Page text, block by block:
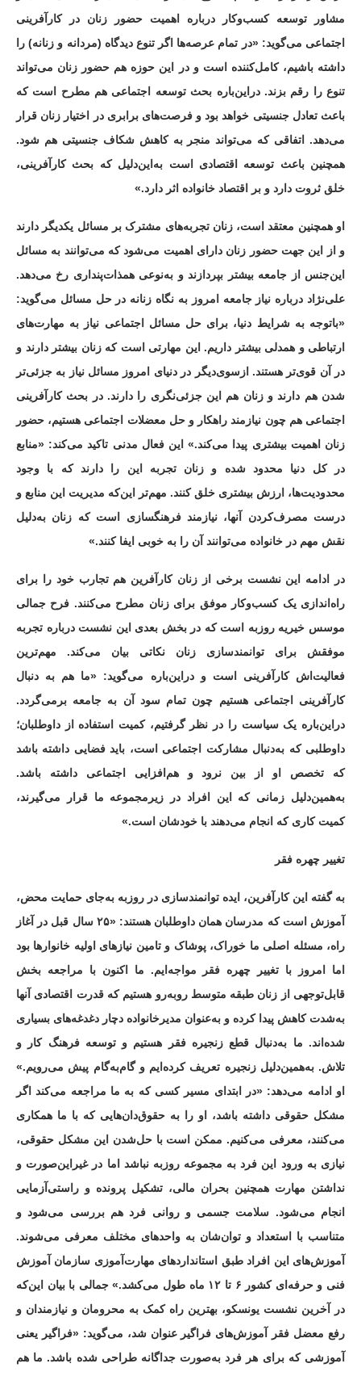
مشاور توسعه کسب‌وکار درباره اهمیت حضور زنان در کارآفرینی
اجتماعی می‌گوید: «در تمام عرصه‌ها اگر تنوع دیدگاه (مردانه و زنانه) را
داشته باشیم، کامل‌کننده است و در این حوزه هم حضور زنان می‌تواند
تنوع را رقم بزند. دراین‌باره بحث توسعه اجتماعی هم مطرح است که
باعث تعادل جنسیتی خواهد بود و فرصت‌های برابری در اختیار زنان قرار
می‌دهد. اتفاقی که می‌تواند منجر به کاهش شکاف جنسیتی هم شود.
همچنین باعث توسعه اقتصادی است به‌این‌دلیل که بحث کارآفرینی،
خلق ثروت دارد و بر اقتصاد خانواده اثر دارد.»
او همچنین معتقد است، زنان تجربه‌های مشترک بر مسائل یکدیگر دارند
و از این جهت حضور زنان دارای اهمیت می‌شود که می‌توانند به مسائل
این‌جنس از جامعه بیشتر بپردازند و به‌نوعی همذات‌پنداری رخ می‌دهد.
علی‌نژاد درباره نیاز جامعه امروز به نگاه زنانه در حل مسائل می‌گوید:
«باتوجه به شرایط دنیا، برای حل مسائل اجتماعی نیاز به مهارت‌های
ارتباطی و همدلی بیشتر داریم. این مهارتی است که زنان بیشتر دارند و
در آن قوی‌تر هستند. ازسوی‌دیگر در دنیای امروز مسائل نیاز به جزئی‌تر
شدن هم دارند و زنان هم این جزئی‌نگری را دارند. در بحث کارآفرینی
اجتماعی هم چون نیازمند راهکار و حل معضلات اجتماعی هستیم، حضور
زنان اهمیت بیشتری پیدا می‌کند.» این فعال مدنی تاکید می‌کند: «منابع
در کل دنیا محدود شده و زنان تجربه این را دارند که با وجود
محدودیت‌ها، ارزش بیشتری خلق کنند. مهم‌تر این‌که مدیریت این منابع و
درست مصرف‌کردن آنها، نیازمند فرهنگسازی است که زنان به‌دلیل
نقش مهم در خانواده می‌توانند آن را به خوبی ایفا کنند.»
در ادامه این نشست برخی از زنان کارآفرین هم تجارب خود را برای
راه‌اندازی یک کسب‌وکار موفق برای زنان مطرح می‌کنند. فرح جمالی
موسس خیریه روزبه است که در بخش بعدی این نشست درباره تجربه‌
موفقش برای توانمندسازی زنان نکاتی بیان می‌کند. مهم‌ترین
فعالیت‌اش کارآفرینی است و دراین‌باره می‌گوید: «ما هم به دنبال
کارآفرینی اجتماعی هستیم چون تمام سود آن به جامعه برمی‌گردد.
دراین‌باره یک سیاست را در نظر گرفتیم، کمیت استفاده از داوطلبان؛
داوطلبی که به‌دنبال مشارکت اجتماعی است، باید فضایی داشته باشد
که تخصص او از بین نرود و هم‌افزایی اجتماعی داشته باشد.
به‌همین‌دلیل زمانی که این افراد در زیرمجموعه ما قرار می‌گیرند،
کمیت کاری که انجام می‌دهند با خودشان است.»
تغییر چهره فقر
به گفته این کارآفرین، ایده توانمندسازی در روزبه به‌جای حمایت محض،
آموزش است که مدرسان همان داوطلبان هستند: «۲۵ سال قبل در آغاز
راه، مسئله اصلی ما خوراک، پوشاک و تامین نیازهای اولیه خانوارها بود
اما امروز با تغییر چهره فقر مواجه‌ایم. ما اکنون با مراجعه بخش
قابل‌توجهی از زنان طبقه متوسط روبه‌رو هستیم که قدرت اقتصادی آنها
به‌شدت کاهش پیدا کرده و به‌عنوان مدیرخانواده دچار دغدغه‌های بسیاری
شده‌اند. ما به‌دنبال قطع زنجیره فقر هستیم و توسعه فرهنگ کار و
تلاش. به‌همین‌دلیل زنجیره تعریف کرده‌ایم و گام‌به‌گام پیش می‌رویم.»
او ادامه می‌دهد: «در ابتدای مسیر کسی که به ما مراجعه می‌کند اگر
مشکل حقوقی داشته باشد، او را به حقوق‌دان‌هایی که با ما همکاری
می‌کنند، معرفی می‌کنیم. ممکن است با حل‌شدن این مشکل حقوقی،
نیازی به ورود این فرد به مجموعه روزبه نباشد اما در غیراین‌صورت و
نداشتن مهارت همچنین بحران مالی، تشکیل پرونده و راستی‌آزمایی
انجام می‌شود. سلامت جسمی و روانی فرد هم بررسی می‌شود و
متناسب با استعداد و توان‌شان به واحدهای مختلف معرفی می‌شوند.
آموزش‌های این افراد طبق استانداردهای مهارت‌آموزی سازمان آموزش
فنی و حرفه‌ای کشور ۶ تا ۱۲ ماه طول می‌کشد.» جمالی با بیان این‌که
در آخرین نشست یونسکو، بهترین راه کمک به محرومان و نیازمندان و
رفع معضل فقر آموزش‌های فراگیر عنوان شد، می‌گوید: «فراگیر یعنی
آموزشی که برای هر فرد به‌صورت جداگانه طراحی شده باشد. ما هم